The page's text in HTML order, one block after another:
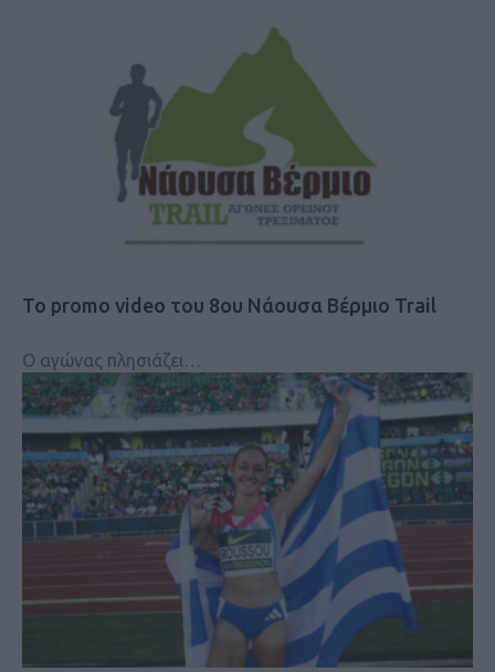
Το promo video του 8ου Νάουσα Βέρμιο Trail
Ο αγώνας πλησιάζει…